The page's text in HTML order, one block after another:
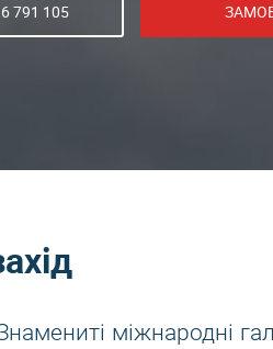
791 105
міжнародні